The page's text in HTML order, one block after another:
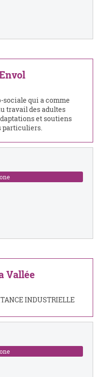
sociale qui a comme
travail des adultes
et soutiens
particuliers.
Vallée
INDUSTRIELLE